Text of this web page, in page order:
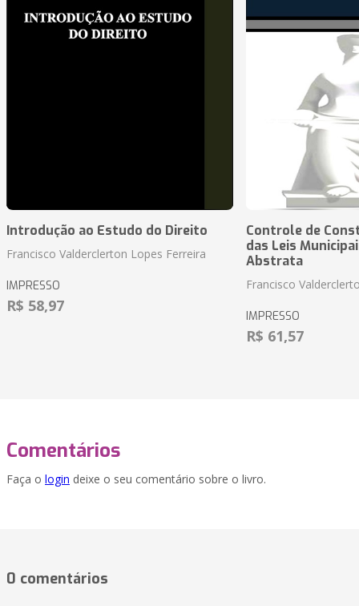
Introdução ao Estudo do Direito
Francisco Valderclerton Lopes Ferreira
IMPRESSO
R$ 58,97
Controle de
das Leis
Abstrata
Francisco
IMPRESSO
R$ 61,57
Comentários
Faça o login deixe o seu comentário sobre o livro.
0 comentários